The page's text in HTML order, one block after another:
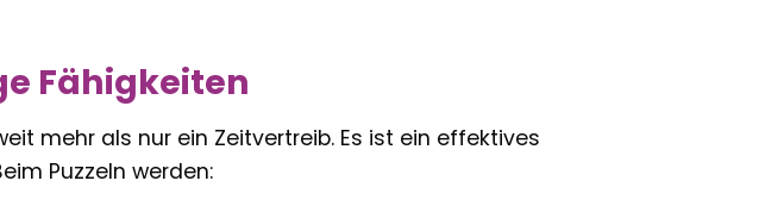
Fähigkeiten
mehr als nur ein Zeitvertreib. Es ist ein effektives
Puzzeln werden: